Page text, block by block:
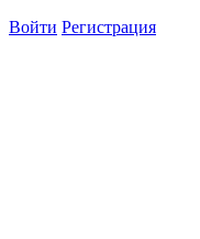
Войти Регистрация